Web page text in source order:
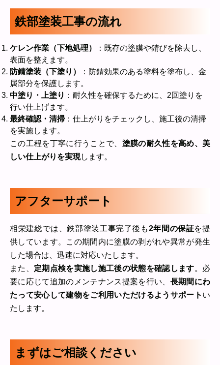
鉄部塗装工事の流れ
ケレン作業（下地処理）
：既存の塗膜や錆びを除去し、
表面を整えます。
防錆塗装（下塗り）
：防錆効果のある塗料を塗布し、金
属部分を保護します。
中塗り・上塗り ：耐久性を確保するために、2回塗りを
行い仕上げます。
最終確認・清掃 ：仕上がりをチェックし、施工後の清掃
を実施します。
この工程を丁寧に行うことで、 塗膜の耐久性を高め、美
しい仕上がりを実現します。
アフターサポート
相栄建総では、鉄部塗装工事完了後も2年間の保証を提
供しています。この期間内に塗膜の剥がれや異常が発生
した場合は、迅速に対応いたします。
また、 定期点検を実施し施工後の状態を確認します。必
要に応じて追加のメンテナンス提案を行い、 長期間にわ
たって安心して建物をご利用いただけるようサポート い
たします。
まずはご相談ください